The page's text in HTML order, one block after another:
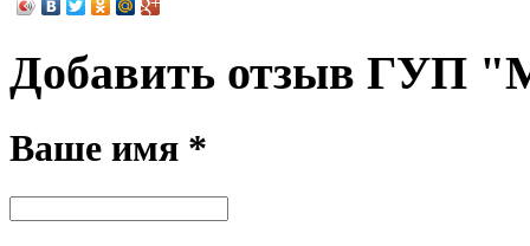
Добавить отзыв ГУП
Ваше имя *